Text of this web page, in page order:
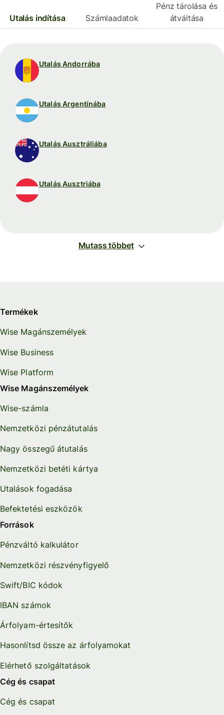
Utalás indítása Számlaadatok
Pénz tárolása és
átváltása
Utalás Andorrába
Utalás Argentínába
Utalás Ausztráliába
Utalás Ausztriába
Mutass többet
Termékek
Wise Magánszemélyek
Wise Business
Wise Platform
Wise Magánszemélyek
Wise-számla
Nemzetközi pénzátutalás
Nagy összegű átutalás
Nemzetközi betéti kártya
Utalások fogadása
Befektetési eszközök
Források
Pénzváltó kalkulátor
Nemzetközi részvényfigyelő
Swift/BIC kódok
IBAN számok
Árfolyam-értesítők
Hasonlítsd össze az árfolyamokat
Elérhető szolgáltatások
Cég és csapat
Cég és csapat